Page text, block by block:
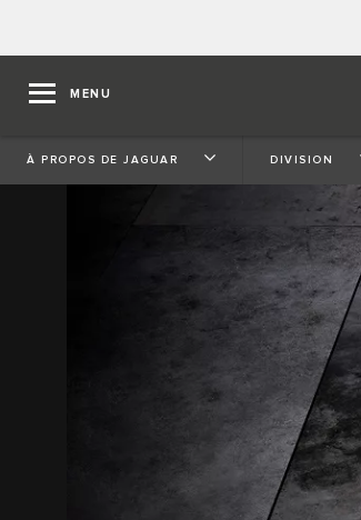
MENU
À PROPOS DE JAGUAR DIVISION